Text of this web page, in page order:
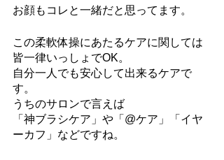
お顔もコレと一緒だと思ってます。
この柔軟体操にあたるケアに関しては
皆一律いっしょでOK。
自分一人でも安心して出来るケアで
す。
うちのサロンで言えば
「神ブラシケア」や「@ケア」「イヤ
ーカフ」などですね。